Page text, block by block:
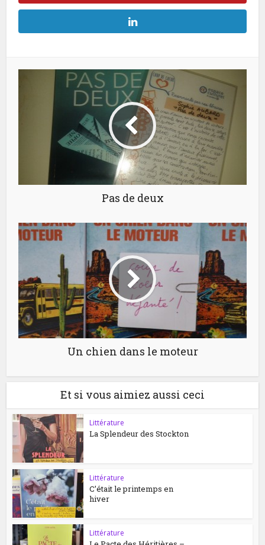
Pas de deux
Un chien dans le moteur
Et si vous aimiez aussi ceci
Littérature
La Splendeur des Stockton
Littérature
C’était le printemps en
hiver
Littérature